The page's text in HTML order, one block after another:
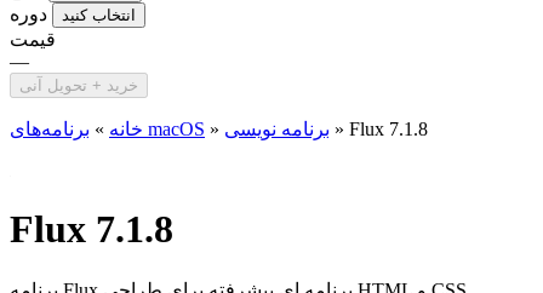
دوره انتخاب کنید
قیمت
—
خرید + تحویل آنی
خانه » برنامه‌های macOS » برنامه نویسی » Flux 7.1.8
Flux 7.1.8